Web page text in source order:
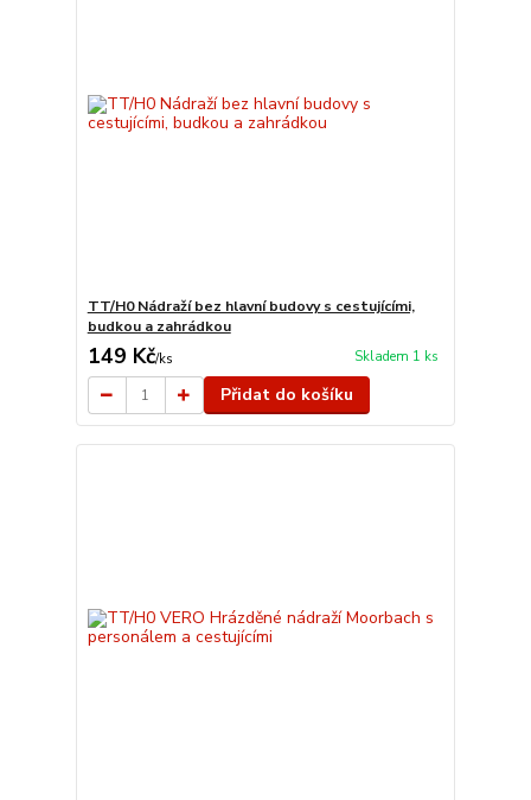
TT/H0 Nádraží bez hlavní budovy s cestujícími,
budkou a zahrádkou
149 Kč/ks Skladem 1 ks
Přidat do košíku